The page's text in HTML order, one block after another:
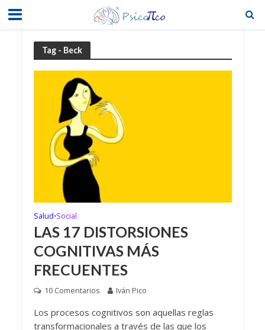
Tag - Beck
Salud•Social
LAS 17 DISTORSIONES
COGNITIVAS MÁS
FRECUENTES
10 Comentarios Iván Pico
Los procesos cognitivos son aquellas reglas
transformacionales a través de las que los